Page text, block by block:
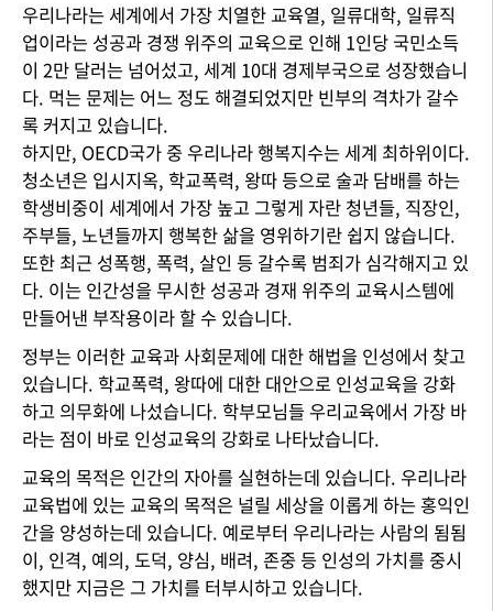
우리나라는 세계에서 가장 치열한 교육열, 일류대학, 일류직
업이라는 성공과 경쟁 위주의 교육으로 인해 1인당 국민소득
이 2만 달러는 넘어섰고, 세계 10대 경제부국으로 성장했습니
다. 먹는 문제는 어느 정도 해결되었지만 빈부의 격차가 갈수
록 커지고 있습니다.
하지만, OECD국가 중 우리나라 행복지수는 세계 최하위이다.
청소년은 입시지옥, 학교폭력, 왕따 등으로 술과 담배를 하는
학생비중이 세계에서 가장 높고 그렇게 자란 청년들, 직장인,
주부들, 노년들까지 행복한 삶을 영위하기란 쉽지 않습니다.
또한 최근 성폭행, 폭력, 살인 등 갈수록 범죄가 심각해지고 있
다. 이는 인간성을 무시한 성공과 경재 위주의 교육시스템에
만들어낸 부작용이라 할 수 있습니다.
정부는 이러한 교육과 사회문제에 대한 해법을 인성에서 찾고
있습니다. 학교폭력, 왕따에 대한 대안으로 인성교육을 강화
하고 의무화에 나섰습니다. 학부모님들 우리교육에서 가장 바
라는 점이 바로 인성교육의 강화로 나타났습니다.
교육의 목적은 인간의 자아를 실현하는데 있습니다. 우리나라
교육법에 있는 교육의 목적은 널릴 세상을 이롭게 하는 홍익인
간을 양성하는데 있습니다. 예로부터 우리나라는 사람의 됨됨
이, 인격, 예의, 도덕, 양심, 배려, 존중 등 인성의 가치를 중시
했지만 지금은 그 가치를 터부시하고 있습니다.